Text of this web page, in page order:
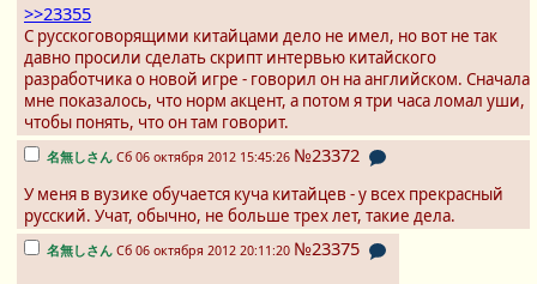
>>23355
С русскоговорящими китайцами дело не имел, но вот не так
давно просили сделать скрипт интервью китайского
разработчика о новой игре - говорил он на английском. Сначала
мне показалось, что норм акцент, а потом я три часа ломал уши,
чтобы понять, что он там говорит.
名無しさん Сб 06 октября 2012 15:45:26 №23372
У меня в вузике обучается куча китайцев - у всех прекрасный
русский. Учат, обычно, не больше трех лет, такие дела.
名無しさん Сб 06 октября 2012 20:11:20 №23375